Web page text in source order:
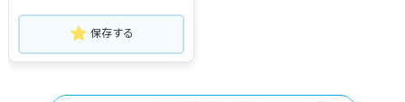
保存する